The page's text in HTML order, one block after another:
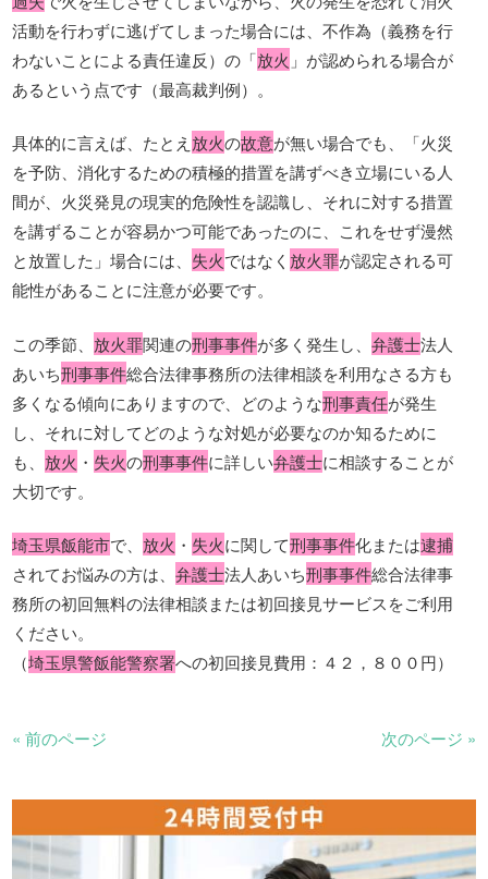
活動を行わずに逃げてしまった場合には、不作為（義務を行
わないことによる責任違反）の「放火 」が認められる場合が
あるという点です（最高裁判例）。
具体的に言えば、たとえ 放火の故意が無い場合でも、「火災
を予防、消化するための積極的措置を講ずべき立場にいる人
間が、火災発見の現実的危険性を認識し、それに対する措置
を講ずることが容易かつ可能であったのに、これをせず漫然
と放置した」場合には、 失火ではなく 放火罪が認定される可
能性があることに注意が必要です。
この季節、 放火罪関連の刑事事件が多く発生し、弁護士法人
あいち刑事事件総合法律事務所の法律相談を利用なさる方も
多くなる傾向にありますので、どのような刑事責任が発生
し、それに対してどのような対処が必要なのか知るために
も、 放火 ・ 失火の刑事事件に詳しい弁護士に相談することが
大切です。
埼玉県飯能市で、 放火 ・ 失火に関して刑事事件化または逮捕
されてお悩みの方は、弁護士法人あいち刑事事件総合法律事
務所の初回無料の法律相談または初回接見サービスをご利用
ください。
（埼玉県警飯能警察署への初回接見費用：４２，８００円）
« 前のページ 次のページ »